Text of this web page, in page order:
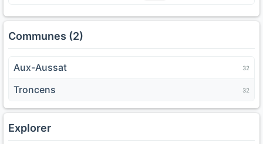
Communes (2)
Aux-Aussat 32
Troncens 32
Explorer